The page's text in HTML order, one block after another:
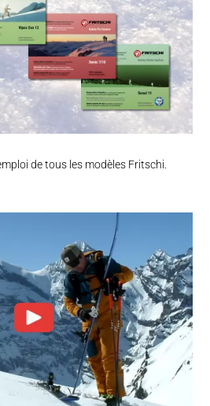
de tous les modèles Fritschi.